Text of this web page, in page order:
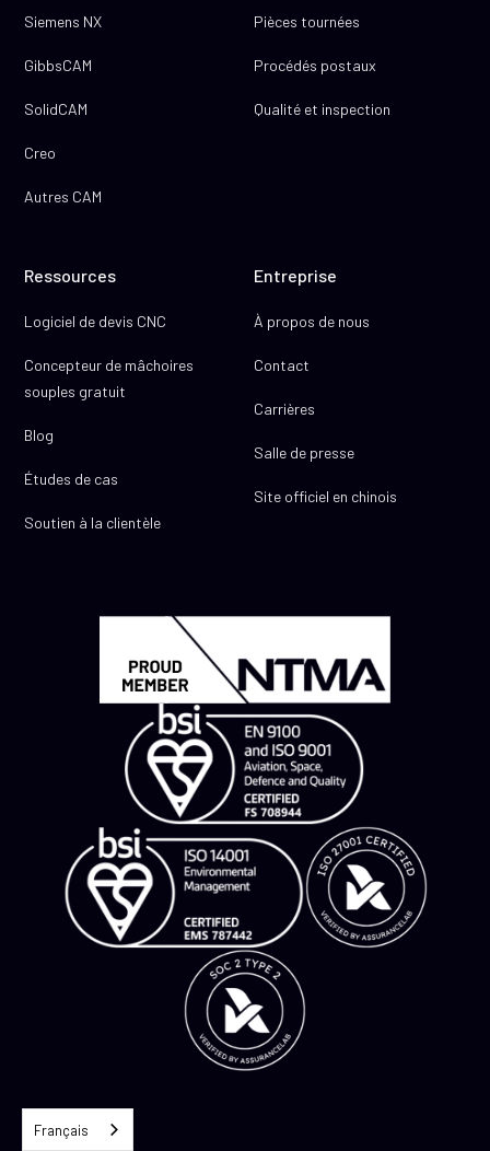
Siemens NX
GibbsCAM
SolidCAM
Creo
Autres CAM
Pièces tournées
Procédés postaux
Qualité et inspection
Ressources
Logiciel de devis CNC
Concepteur de mâchoires
souples gratuit
Blog
Études de cas
Soutien à la clientèle
Entreprise
À propos de nous
Contact
Carrières
Salle de presse
Site officiel en chinois
Français